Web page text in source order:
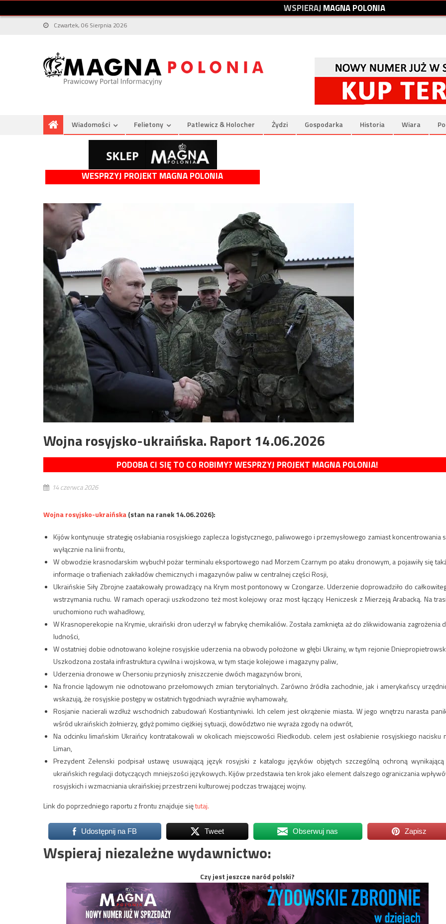
WSPIERAJMAGNAPOLONIA
Czwartek, 06 Sierpnia 2026
Wiadomości Felietony Patlewicz & Holocher Żydzi Gospodarka Historia Wiara
WESPRZYJ PROJEKT MAGNA POLONIA
Wojna rosyjsko-ukraińska. Raport 14.06.2026
PODOBA CI SIĘ TO CO ROBIMY? WESPRZYJ PROJEKT MAGNA POLONIA!
14 czerwca 2026
Wojna rosyjsko-ukraińska(stan na ranek 14.06.2026):
Kijów kontynuuje strategię osłabiania rosyjskiego zaplecza logistycznego, paliwowego i przemysłowego zamiast koncentrowania
wyłącznie na linii frontu,
W obwodzie krasnodarskim wybuchł pożar terminalu eksportowego nad Morzem Czarnym po ataku dronowym, a pojawiły się
informacje o trafieniach zakładów chemicznych i magazynów paliw w centralnej części Rosji,
Ukraińskie Siły Zbrojne zaatakowały prowadzący na Krym most pontonowy w Czongarze. Uderzenie doprowadziło do
wstrzymania ruchu. W ramach operacji uszkodzono też most kolejowy oraz most łączący Heniczesk z Mierzeją Arabacką. Na
uruchomiono ruch wahadłowy,
W Krasnoperekopie na Krymie, ukraiński dron uderzył w fabrykę chemikaliów. Została zamknięta aż do zlikwidowania zagrożenia
ludności,
W ostatniej dobie odnotowano kolejne rosyjskie uderzenia na obwody położone w głębi Ukrainy, w tym rejonie
Uszkodzona została infrastruktura cywilna i wojskowa, w tym stacje kolejowe i magazyny paliw,
Uderzenia dronowe w Chersoniu przyniosły zniszczenie dwóch magazynów broni,
Na froncie lądowym nie odnotowano przełomowych zmian terytorialnych. Zarówno źródła zachodnie, jak i amerykańscy
wskazują, że rosyjskie postępy w ostatnich tygodniach wyraźnie wyhamowały,
Rosjanie nacierali wzdłuż wschodnich zabudowań Kostiantyniwki. Ich celem jest okrążenie miasta. W jego wnętrzu narasta
wśród ukraińskich żołnierzy, gdyż pomimo ciężkiej sytuacji, dowództwo nie wyraża zgody na odwrót,
Na odcinku limańskim Ukraińcy kontratakowali w okolicach miejscowości Riedkodub. celem jest osłabienie rosyjskiego nacisku
Liman,
Prezydent Zełenski podpisał ustawę usuwającą język rosyjski z katalogu języków objętych szczególną ochroną
ukraińskich regulacji dotyczących mniejszości językowych. Kijów przedstawia ten krok jako element dalszego ograniczania
rosyjskich i wzmacniania ukraińskiej przestrzeni kulturowej podczas trwającej wojny.
Link do poprzedniego raportu z frontu znajduje siętutaj.
Udostępnij na FB Tweet Obserwuj nas Zapisz
Wspieraj niezależne wydawnictwo:
Czy jest jeszcze naród polski?